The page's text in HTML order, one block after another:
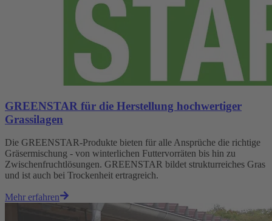
GREENSTAR für die Herstellung hochwertiger
Grassilagen
Die GREENSTAR-Produkte bieten für alle Ansprüche die richtige
Gräsermischung - von winterlichen Futtervorräten bis hin zu
Zwischenfruchtlösungen. GREENSTAR bildet strukturreiches Gras
und ist auch bei Trockenheit ertragreich.
Mehr erfahren